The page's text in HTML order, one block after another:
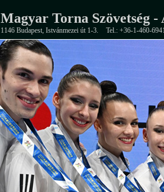
Magyar Torna Szövetség -
1146 Budapest, Istvánmezei út 1-3. Tel.: +36-1-460-